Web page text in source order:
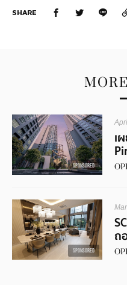
SHARE
SPONSORED
เ
SPONSORED
ถ